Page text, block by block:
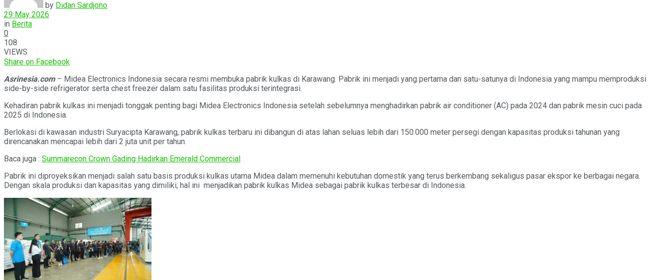
by Didan Sardjono
29 May 2026
in Berita
0
108
VIEWS
Share on Facebook
Asrinesia.com– Midea Electronics Indonesia secara resmi membuka pabrik kulkas di Karawang. Pabrik ini menjadi yang pertama dan satu-satunya di Indonesia yang mampu memproduksi
side-by-side refrigerator serta chest freezer dalam satu fasilitas produksi terintegrasi.
Kehadiran pabrik kulkas ini menjadi tonggak penting bagi Midea Electronics Indonesia setelah sebelumnya menghadirkan pabrik air conditioner (AC) pada 2024 dan pabrik mesin cuci pada
2025 di Indonesia.
Berlokasi di kawasan industri Suryacipta Karawang, pabrik kulkas terbaru ini dibangun di atas lahan seluas lebih dari 150.000 meter persegi dengan kapasitas produksi tahunan yang
direncanakan mencapai lebih dari 2 juta unit per tahun.
Baca juga : Summarecon Crown Gading Hadirkan Emerald Commercial
Pabrik ini diproyeksikan menjadi salah satu basis produksi kulkas utama Midea dalam memenuhi kebutuhan domestik yang terus berkembang sekaligus pasar ekspor ke berbagai negara.
Dengan skala produksi dan kapasitas yang dimiliki, hal ini menjadikan pabrik kulkas Midea sebagai pabrik kulkas terbesar di Indonesia.